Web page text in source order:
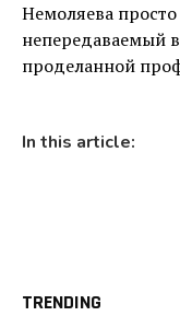
Немоляева
непередаваемый
проделанной
In this article:
TRENDING